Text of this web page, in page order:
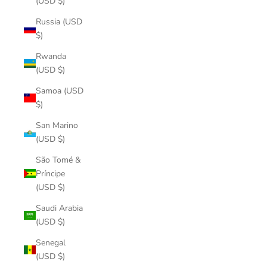
Russia (USD
$)
Rwanda
(USD $)
Samoa (USD
$)
San Marino
(USD $)
São Tomé &
Príncipe
(USD $)
Saudi Arabia
(USD $)
Senegal
(USD $)